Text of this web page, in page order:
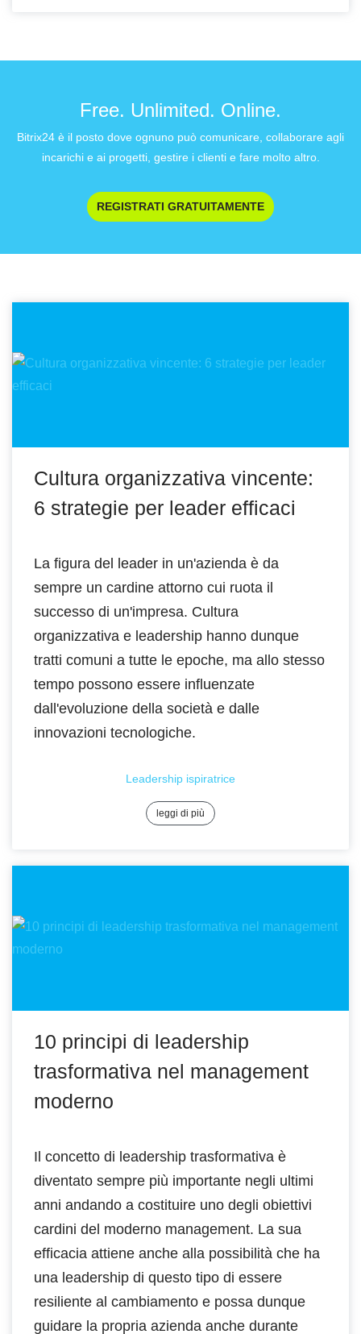
Free. Unlimited. Online.
Bitrix24 è il posto dove ognuno può comunicare, collaborare agli
incarichi e ai progetti, gestire i clienti e fare molto altro.
REGISTRATI GRATUITAMENTE
Cultura organizzativa vincente:
6 strategie per leader efficaci
La figura del leader in un'azienda è da
sempre un cardine attorno cui ruota il
successo di un'impresa. Cultura
organizzativa e leadership hanno dunque
tratti comuni a tutte le epoche, ma allo stesso
tempo possono essere influenzate
dall'evoluzione della società e dalle
innovazioni tecnologiche.
leggi di più
Leadership ispiratrice
10 principi di leadership
trasformativa nel management
moderno
Il concetto di leadership trasformativa è
diventato sempre più importante negli ultimi
anni andando a costituire uno degli obiettivi
cardini del moderno management. La sua
efficacia attiene anche alla possibilità che ha
una leadership di questo tipo di essere
resiliente al cambiamento e possa dunque
guidare la propria azienda anche durante